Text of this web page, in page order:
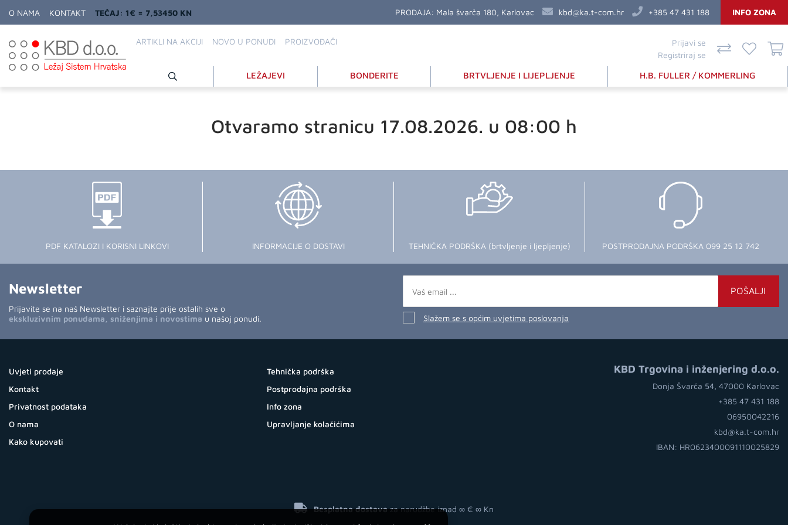
O NAMA KONTAKT TEČAJ: 1€ = 7,53450 KN PRODAJA: Mala švarča 180, Karlovac kbd@ka.t-com.hr +385 47 431 188 INFO ZONA
ARTIKLI NA AKCIJI NOVO U PONUDI PROIZVOĐAČI
Prijavi se
Registriraj se
LEŽAJEVI BONDERITE BRTVLJENJE I LIJEPLJENJE H.B. FULLER / KOMMERLING
Otvaramo stranicu 17.08.2026. u 08:00 h
PDF KATALOZI I KORISNI LINKOVI INFORMACIJE O DOSTAVI TEHNIČKA PODRŠKA (brtvljenje i ljepljenje) POSTPRODAJNA PODRŠKA 099 25 12 742
Newsletter
Prijavite se na naš Newsletter i saznajte prije ostalih sve o
ekskluzivnim ponudama, sniženjima i novostima u našoj ponudi.
POŠALJI
Slažem se s općim uvjetima poslovanja
Uvjeti prodaje
Kontakt
Privatnost podataka
O nama
Kako kupovati
Tehnička podrška
Postprodajna podrška
Info zona
Upravljanje kolačićima
KBD Trgovina i inženjering d.o.o.
Donja Švarča 54, 47000 Karlovac
+385 47 431 188
06950042216
kbd@ka.t-com.hr
IBAN: HR0623400091110025829
Besplatna dostavaza narudžbe iznad ∞ € ∞ Kn